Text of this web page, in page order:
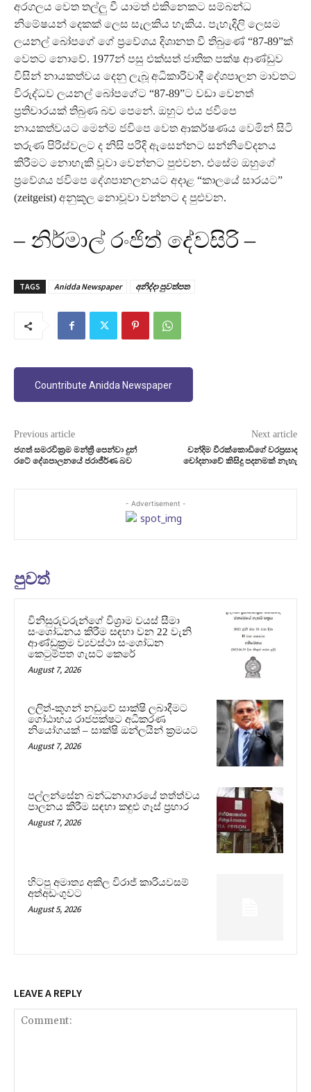
අරගලය වෙත තල්ලු වී යාමත් එකිනෙකට සම්බන්ධ
නිමේෂයන් දෙකක් ලෙස සැලකිය හැකිය. පැහැදිලි ලෙසම
ලයනල් බෝපගේ ගේ ප්‍රවේශය දිශානත වී තිබුණේ “87-89”ක්
වෙතට නොවේ. 1977න් පසු එක්සත් ජාතික පක්ෂ ආණ්ඩුව
විසින් නායකත්වය දෙනු ලැබූ අධිකාරිවාදී දේශපාලන මාවතට
විරුද්ධව ලයනල් බෝපගේට “87-89”ට වඩා වෙනත්
ප්‍රතිචාරයක් තිබුණ බව පෙනේ. ඔහුට එය ජවිපෙ
නායකත්වයට මෙන්ම ජවිපෙ වෙත ආකර්ෂණය වෙමින් සිටි
තරුණ පිරිස්වලට ද නිසි පරිදි ඇසෙන්නට සන්නිවේදනය
කිරීමට නොහැකි වූවා වෙන්නට පුළුවන. එසේම ඔහුගේ
ප්‍රවේශය ජවිපෙ දේශපානලනයට අදාළ “කාලයේ සාරයට”
(zeitgeist) අනුකූල නොවූවා වන්නට ද පුළුවන.
– නිර්මාල් රංජිත් දේවසිරි –
TAGS Anidda Newspaper අනිද්දා පුවත්පත
Countribute Anidda Newspaper
Previous article
ජගත් සමරවික්‍රම මන්ත්‍රී පෙන්වා දුන්
රටේ දේශපාලනයේ ජරාජීර්ණ බව
Next article
චන්දිම වීරක්කොඩිගේ වරප්‍රසාද
චෝදනාවේ කිසිදු පදනමක් නැහැ
- Advertisement -
පුවත්
විනිසුරුවරුන්ගේ විශ්‍රාම වයස් සීමා
සංශෝධනය කිරීම සඳහා වන 22 වැනි
ආණ්ඩුක්‍රම ව්‍යවස්ථා සංශෝධන
කෙටුම්පත ගැසට් කෙරේ
August 7, 2026
ලලිත්-කූගන් නඩුවේ සාක්ෂි ලබාදීමට
ගෝඨාභය රාජපක්ෂට අධිකරණ
නියෝගයක් – සාක්ෂි ඔන්ලයින් ක්‍රමයට
August 7, 2026
පල්ලන්සේන බන්ධනාගාරයේ තත්ත්වය
පාලනය කිරීම සඳහා කඳුළු ගෑස් ප්‍රහාර
August 7, 2026
හිටපු අමාත්‍ය අකිල විරාජ් කාරියවසම්
අත්අඩංගුවට
August 5, 2026
LEAVE A REPLY